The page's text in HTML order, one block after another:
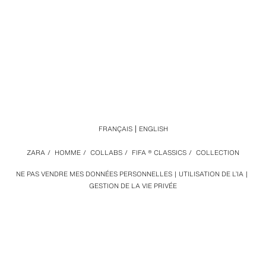
NE PAS VENDRE MES DONNÉES PERSONNELLES
UTILISATION DE L’IA
GESTION DE LA VIE PRIVÉE
ZARA / HOMME / COLLABS / FIFA ® CLASSICS / COLLECTION
FRANÇAIS ENGLISH